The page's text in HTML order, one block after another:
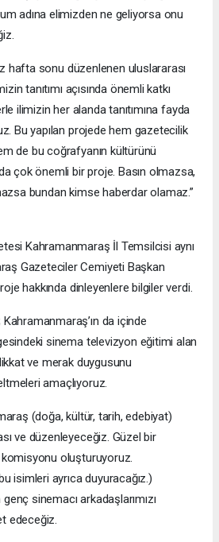
adına elimizden ne geliyorsa onu
hafta sonu düzenlenen uluslararası
tanıtımı açısında önemli katkı
ilimizin her alanda tanıtımına fayda
Bu yapılan projede hem gazetecilik
de bu coğrafyanın kültürünü
çok önemli bir proje. Basın olmazsa,
bundan kimse haberdar olamaz.”
Kahramanmaraş İl Temsilcisi aynı
Gazeteciler Cemiyeti Başkan
hakkında dinleyenlere bilgiler verdi.
da içinde
sinema televizyon eğitimi alan
ve merak duygusunu
amaçlıyoruz.
(doğa, kültür, tarih, edebiyat)
ve düzenleyeceğiz. Güzel bir
oluşturuyoruz.
isimleri ayrıca duyuracağız.)
sinemacı arkadaşlarımızı
edeceğiz.